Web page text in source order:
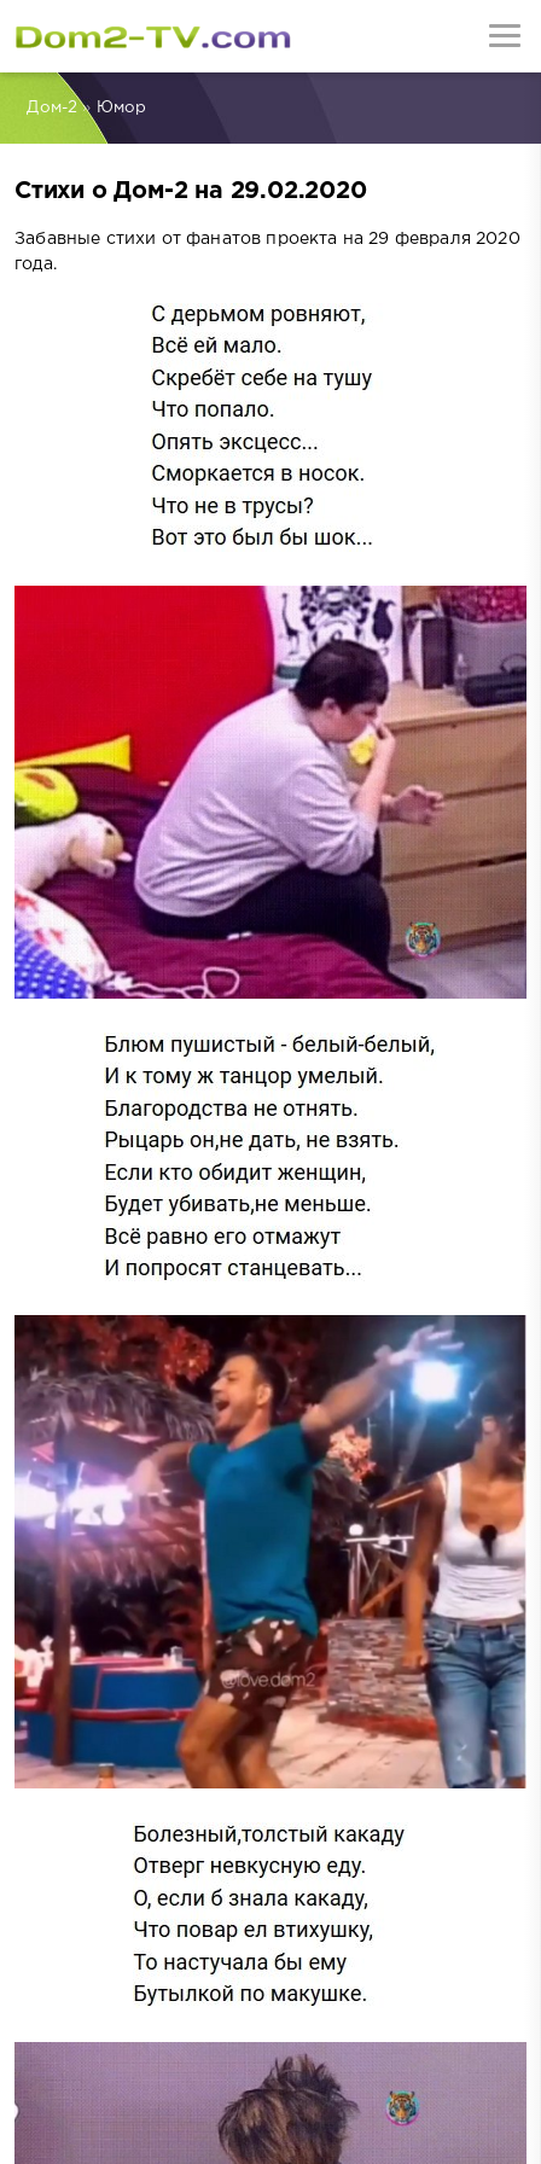
Дом-2» Юмор
Стихи о Дом-2 на 29.02.2020
Забавные стихи от фанатов проекта на 29 февраля 2020
года.